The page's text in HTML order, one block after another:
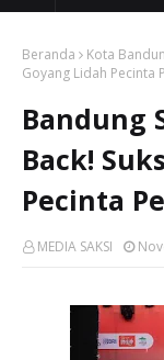
Beranda Kota
Goyang Lidah Pecinta
Bandung
Back!
Pecinta
MEDIA SAKSI